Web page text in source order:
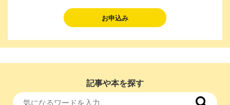
お申込み
記事や本を探す